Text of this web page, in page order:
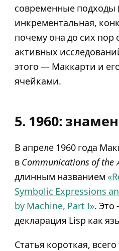
современные подходы
инкрементальная,
почему она до сих пор
активных
этого — Маккарти и
ячейками.
5. 1960:
В апреле 1960 года
в Communications of the
длинным названием
Symbolic Expressions
by Machine, Part I».
декларация Lisp как
Статья короткая,